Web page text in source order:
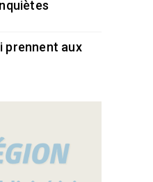
prennent aux